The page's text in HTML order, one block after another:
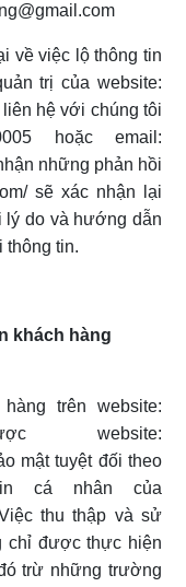
về việc lộ thông tin
trị của website:
liên hệ với chúng tôi
hoặc email:
những phản hồi
sẽ xác nhận lại
lý do và hướng dẫn
thông tin.
khách hàng
trên website:
được website:
mật tuyệt đối theo
cá nhân của
thu thập và sử
chỉ được thực hiện
trừ những trường